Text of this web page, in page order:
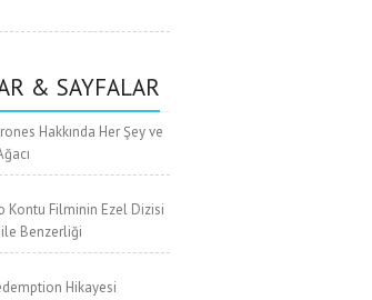
& SAYFALAR
Hakkında Her Şey ve
Kontu Filminin Ezel Dizisi
Benzerliği
Hikayesi